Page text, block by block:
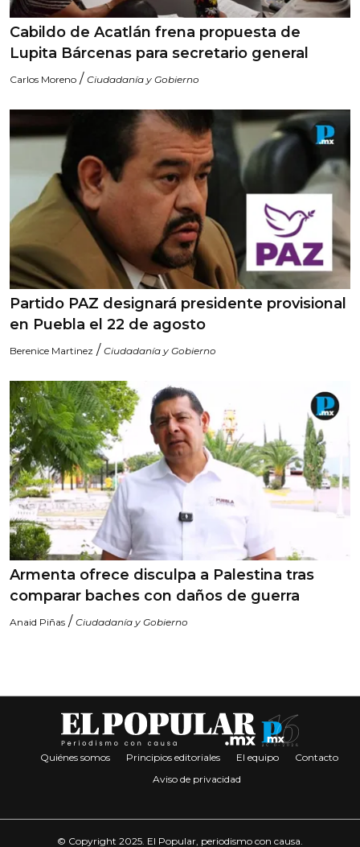
Cabildo de Acatlán frena propuesta de
Lupita Bárcenas para secretario general
Carlos Moreno / Ciudadanía y Gobierno
Partido PAZ designará presidente provisional
en Puebla el 22 de agosto
Berenice Martinez / Ciudadanía y Gobierno
Armenta ofrece disculpa a Palestina tras
comparar baches con daños de guerra
Anaid Piñas / Ciudadanía y Gobierno
Quiénes somos Principios editoriales El equipo
Contacto
Aviso de privacidad
© Copyright 2025. El Popular, periodismo con causa.